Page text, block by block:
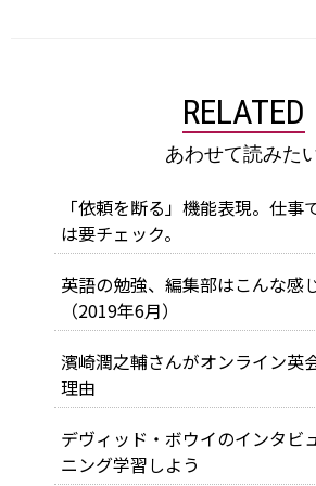
RELATED
あわせて読みた
「依頼を断る」機能表現。仕事
は要チェック。
英語の勉強、編集部はこんな感
（2019年6月）
濱崎潤之輔さんがオンライン英
理由
デヴィッド・ボウイのインタビ
ニング学習しよう